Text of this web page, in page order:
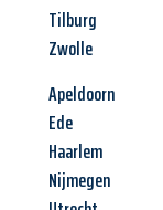
Tilburg
Zwolle
Apeldoorn
Ede
Haarlem
Nijmegen